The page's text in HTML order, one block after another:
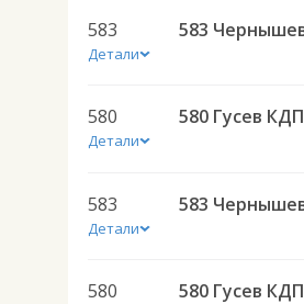
583
Детали
580
Детали
583
Детали
580